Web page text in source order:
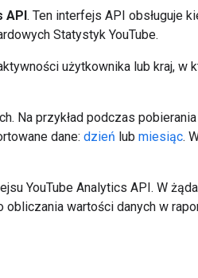
API. Ten interfejs API obsługuje
Statystyk YouTube.
użytkownika lub kraj, w
Na przykład podczas
dane: dzień lub miesiąc.
YouTube Analytics API. W
obliczania wartości danych w